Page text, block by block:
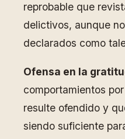
reprobable que
delictivos, aunque
declarados como
Ofensa en la
comportamientos
resulte ofendido y
siendo suficiente